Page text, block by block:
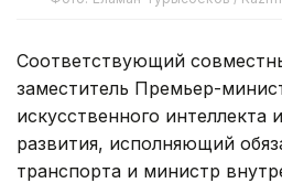
Соответствующий
заместитель Премьер-
искусственного интеллекта
развития, исполняющий
транспорта и министр